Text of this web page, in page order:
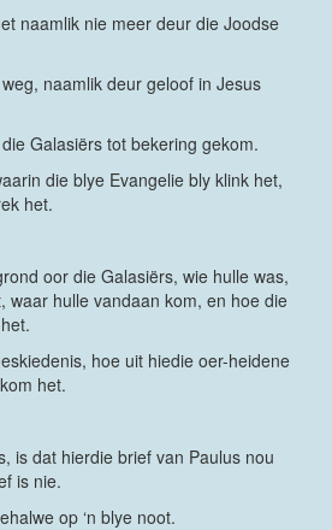
naamlik nie meer deur die Joodse
naamlik deur geloof in Jesus
Galasiërs tot bekering gekom.
die blye Evangelie bly klink het,
het.
oor die Galasiërs, wie hulle was,
waar hulle vandaan kom, en hoe die
hoe uit hiedie oer-heidene
het.
is dat hierdie brief van Paulus nou
is nie.
op ‘n blye noot.